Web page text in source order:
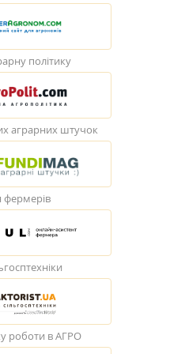
політику
аграрних штучок
фермерів
роботи в АГРО